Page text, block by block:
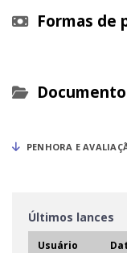
Formas de
PENHORA E
Últimos lances
Usuário